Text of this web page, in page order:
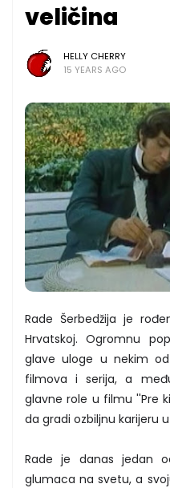
veličina
HELLY CHERRY
15 YEARS AGO
Rade Šerbedžija je
Hrvatskoj. Ogromnu
glave uloge u nekim od
filmova i serija, a
glavne role u filmu ''Pre
da gradi ozbiljnu karijeru
Rade je danas jedan
glumaca na svetu, a